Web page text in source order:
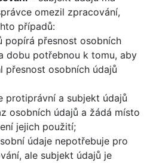
omezil zpracování,
případů:
popírá přesnost osobních
dobu potřebnou k tomu, aby
přesnost osobních údajů
protiprávní a subjekt údajů
osobních údajů a žádá místo
jejich použití;
údaje nepotřebuje pro
ale subjekt údajů je